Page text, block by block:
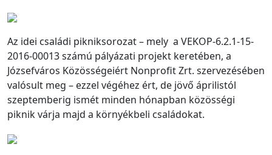
Az idei családi pikniksorozat – mely a VEKOP-6.2.1-15-
2016-00013 számú pályázati projekt keretében, a
Józsefváros Közösségeiért Nonprofit Zrt. szervezésében
valósult meg – ezzel végéhez ért, de jövő áprilistól
szeptemberig ismét minden hónapban közösségi
piknik várja majd a környékbeli családokat.